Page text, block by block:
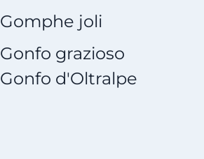
Gomphe joli
Gonfo grazioso
Gonfo d'Oltralpe